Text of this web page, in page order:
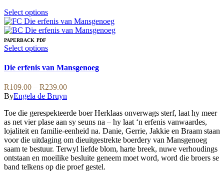
Select optionsThis
product
has
variants.
options
be
chosen
on
the
product
page
PAPERBACK PDF
Select optionsThis
has
variants.
The
options
may
be
chosen
on
the
product
page
Die erfenis van Mansgenoeg
R109.00 – R239.00Price
through
R239.00
ByEngela de Bruyn
Toe die gerespekteerde boer Herklaas onverwags sterf, laat hy meer
as net vier plase aan sy seuns na – hy laat ‘n erfenis vanwaardes,
lojaliteit en familie-eenheid na. Danie, Gerrie, Jakkie en Braam staan
voor die uitdaging om dieuitgestrekte boerdery van Mansgenoeg
saam te bestuur. Terwyl liefde blom, harte breek, nuwe verhoudings
ontstaan en moeilike besluite geneem moet word, word die broers se
band telkens op die proef gestel.